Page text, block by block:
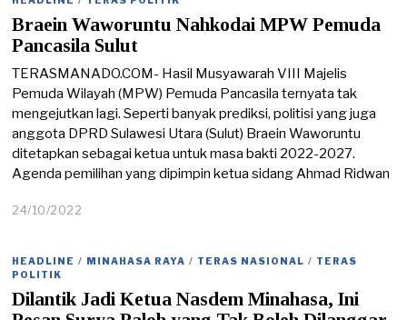
Braein Waworuntu Nahkodai MPW Pemuda
Pancasila Sulut
TERASMANADO.COM- Hasil Musyawarah VIII Majelis
Pemuda Wilayah (MPW) Pemuda Pancasila ternyata tak
mengejutkan lagi. Seperti banyak prediksi, politisi yang juga
anggota DPRD Sulawesi Utara (Sulut) Braein Waworuntu
ditetapkan sebagai ketua untuk masa bakti 2022-2027.
Agenda pemilihan yang dipimpin ketua sidang Ahmad Ridwan
24/10/2022
1
/
2
HEADLINE / MINAHASA RAYA / TERAS NASIONAL / TERAS
POLITIK
Dilantik Jadi Ketua Nasdem Minahasa, Ini